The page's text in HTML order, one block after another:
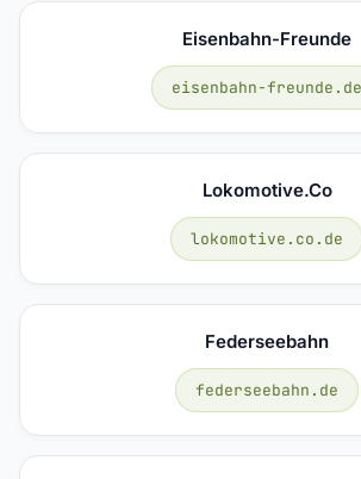
Eisenbahn-Freunde
eisenbahn-freunde.de
Lokomotive.co
lokomotive.co.de
Federseebahn
federseebahn.de